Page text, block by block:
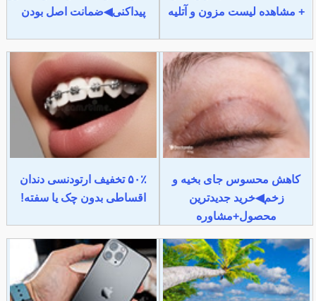
+ مشاهده لیست مزون و آتلیه
پیداکنی◀ضمانت اصل بودن
کاهش محسوس جای بخیه و
زخم◀خرید جدیدترین
محصول+مشاوره
۵۰٪ تخفیف ارتودنسی دندان
اقساطی بدون چک یا سفته!